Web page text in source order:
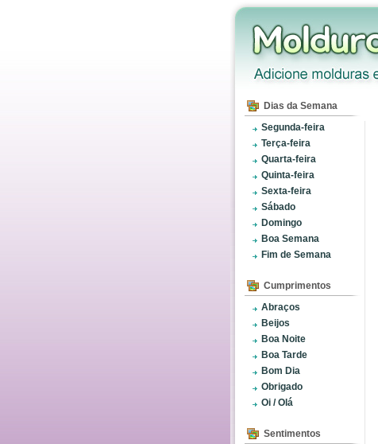
Dias da Semana
Segunda-feira
Terça-feira
Quarta-feira
Quinta-feira
Sexta-feira
Sábado
Domingo
Boa Semana
Fim de Semana
Cumprimentos
Abraços
Beijos
Boa Noite
Boa Tarde
Bom Dia
Obrigado
Oi / Olá
Sentimentos